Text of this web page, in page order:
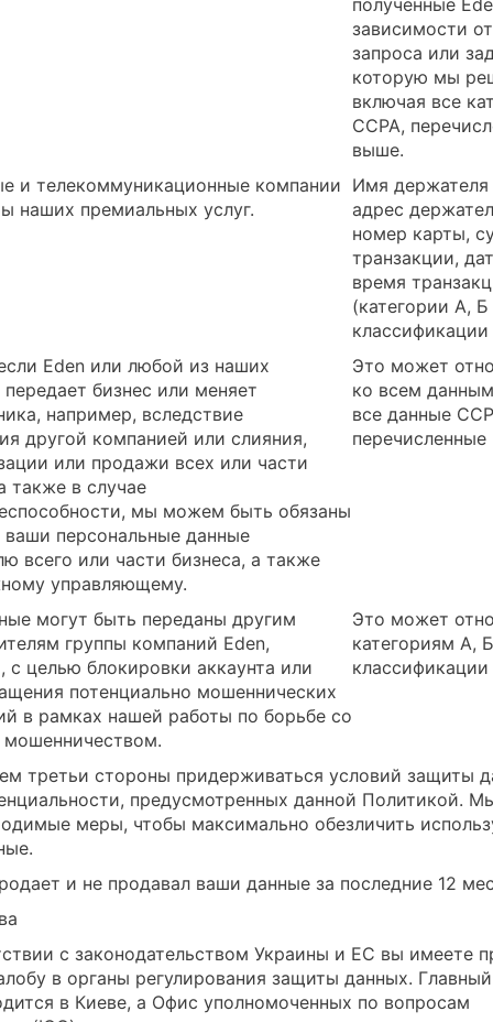
полученные
зависимости
запроса или
которую мы
включая все
CCPA,
выше.
и телекоммуникационные компании
наших премиальных услуг.
Имя держателя
адрес
номер карты,
транзакции,
время
(категории А,
классификации
Eden или любой из наших
бизнес или меняет
например, вследствие
другой компанией или слияния,
или продажи всех или части
также в случае
мы можем быть обязаны
персональные данные
всего или части бизнеса, а также
управляющему.
Это может
ко всем
все данные
могут быть переданы другим
группы компаний Eden,
с целью блокировки аккаунта или
потенциально мошеннических
в рамках нашей работы по борьбе со
Это может
категориям А,
классификации
третьи стороны придерживаться условий защиты
предусмотренных данной Политикой.
меры, чтобы максимально обезличить
и не продавал ваши данные за последние 12
с законодательством Украины и ЕС вы имеете
в органы регулирования защиты данных.
в Киеве, а Офис уполномоченных по вопросам